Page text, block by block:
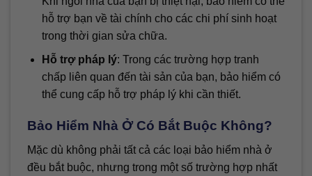
hỗ trợ bạn về tài chính cho các chi phí sinh hoạt
trong thời gian sửa chữa.
Hỗ trợ pháp lý: Trong các trường hợp tranh
chấp liên quan đến tài sản của bạn, bảo hiểm có
thể cung cấp hỗ trợ pháp lý khi cần thiết.
Bảo Hiểm Nhà Ở Có Bắt Buộc Không?
Mặc dù không phải tất cả các loại bảo hiểm nhà ở
đều bắt buộc, nhưng trong một số trường hợp nhất